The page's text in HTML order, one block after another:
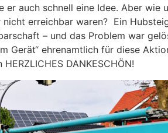
auch schnell eine Idee. Aber wie
erreichbar waren? Ein
– und das Problem war
Gerät“ ehrenamtlich für diese
DANKESCHÖN!